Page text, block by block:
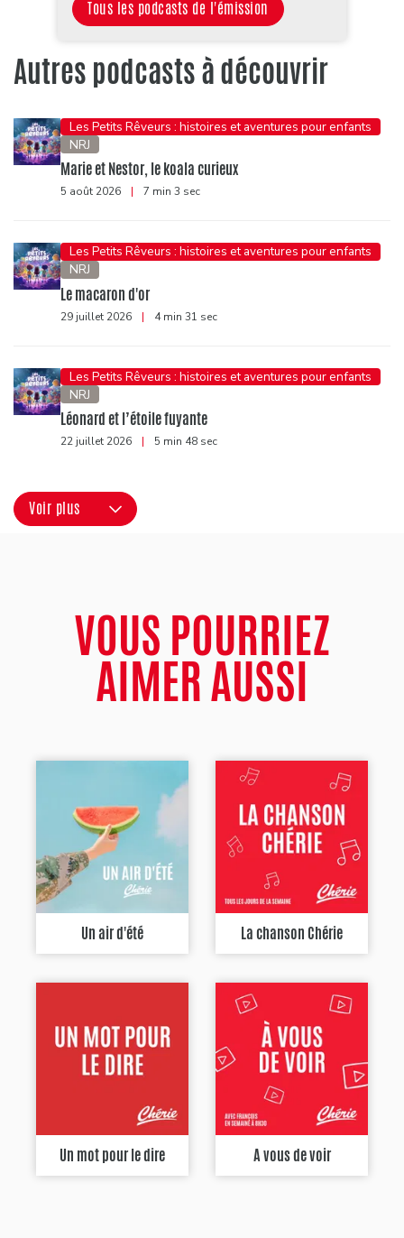
Tous les podcasts de l'émission
Autres podcasts à découvrir
Les Petits Rêveurs : histoires et aventures pour enfants
NRJ
Marie et Nestor, le koala curieux
5 août 2026 | 7 min 3 sec
Les Petits Rêveurs : histoires et aventures pour enfants
NRJ
Le macaron d'or
29 juillet 2026 | 4 min 31 sec
Les Petits Rêveurs : histoires et aventures pour enfants
NRJ
Léonard et l’étoile fuyante
22 juillet 2026 | 5 min 48 sec
Voir plus
VOUS POURRIEZ
AIMER AUSSI
Un air d'été La chanson Chérie
Un mot pour le dire A vous de voir